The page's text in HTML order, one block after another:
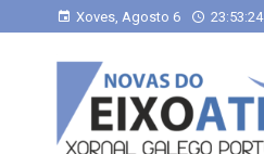
Xoves, Agosto 6 23:53:25